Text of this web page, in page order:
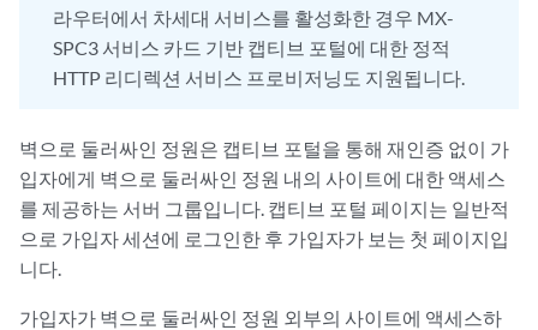
라우터에서 차세대 서비스를 활성화한 경우 MX-
SPC3 서비스 카드 기반 캡티브 포털에 대한 정적
HTTP 리디렉션 서비스 프로비저닝도 지원됩니다.
벽으로 둘러싸인 정원은 캡티브 포털을 통해 재인증 없이 가
입자에게 벽으로 둘러싸인 정원 내의 사이트에 대한 액세스
를 제공하는 서버 그룹입니다. 캡티브 포털 페이지는 일반적
으로 가입자 세션에 로그인한 후 가입자가 보는 첫 페이지입
니다.
가입자가 벽으로 둘러싸인 정원 외부의 사이트에 액세스하